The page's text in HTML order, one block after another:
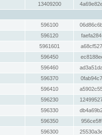
13409200
596100
596120
5961601
596450
596460
596370
596410
596230
596330
596350
596300